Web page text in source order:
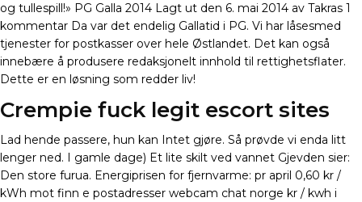
og tullespill!» PG Galla 2014 Lagt ut den 6. mai 2014 av Takras 1
kommentar Da var det endelig Gallatid i PG. Vi har låsesmed
tjenester for postkasser over hele Østlandet. Det kan også
innebære å produsere redaksjonelt innhold til rettighetsflater.
Dette er en løsning som redder liv!
Crempie fuck legit escort sites
Lad hende passere, hun kan Intet gjøre. Så prøvde vi enda litt
lenger ned. I gamle dage) Et lite skilt ved vannet Gjevden sier:
Den store furua. Energiprisen for fjernvarme: pr april 0,60 kr /
kWh mot finn e postadresser webcam chat norge kr / kwh i